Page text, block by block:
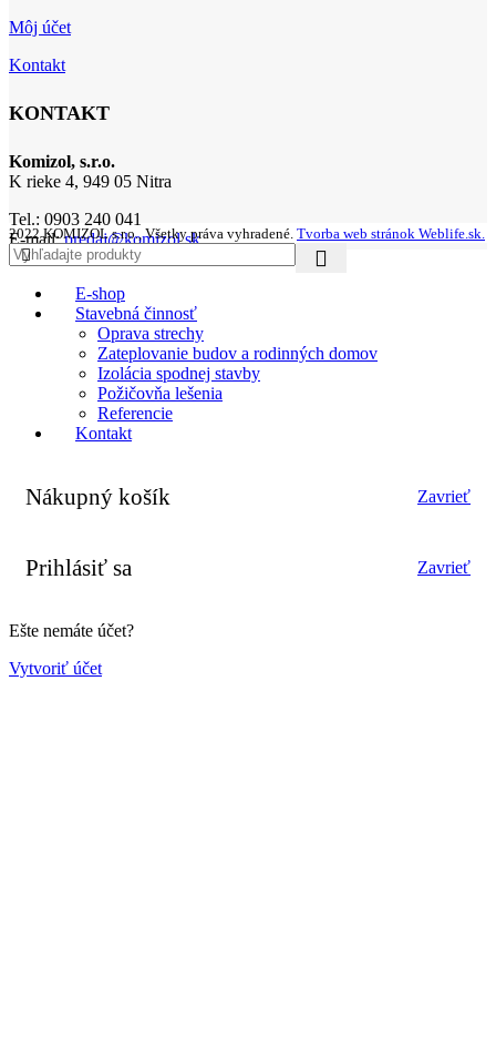
Môj účet
Kontakt
KONTAKT
Komizol, s.r.o.
K rieke 4, 949 05 Nitra
Tel.: 0903 240 041
E-mail:predaj@komizol.sk
2022 KOMIZOL s.r.o., Všetky práva vyhradené. Tvorba web stránok Weblife.sk.
E-shop
Stavebná činnosť
Oprava strechy
Zateplovanie budov a rodinných domov
Izolácia spodnej stavby
Požičovňa lešenia
Referencie
Kontakt
Nákupný košík Zavrieť
Prihlásiť sa Zavrieť
Ešte nemáte účet?
Vytvoriť účet